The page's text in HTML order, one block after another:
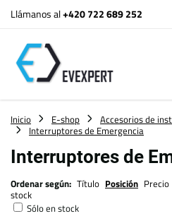
Llámanos al+420 722 689 252
Inicio E-shop
Accesorios de
Interruptores de Emergencia
Interruptores de
Ordenar según: Título Posición Precio
stock
Sólo en stock